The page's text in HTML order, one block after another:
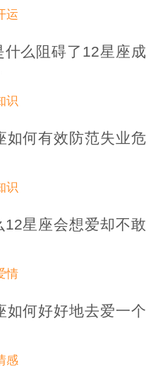
运
什么阻碍了12星座成
识
如何有效防范失业危
识
12星座会想爱却不敢
情
如何好好地去爱一个
感